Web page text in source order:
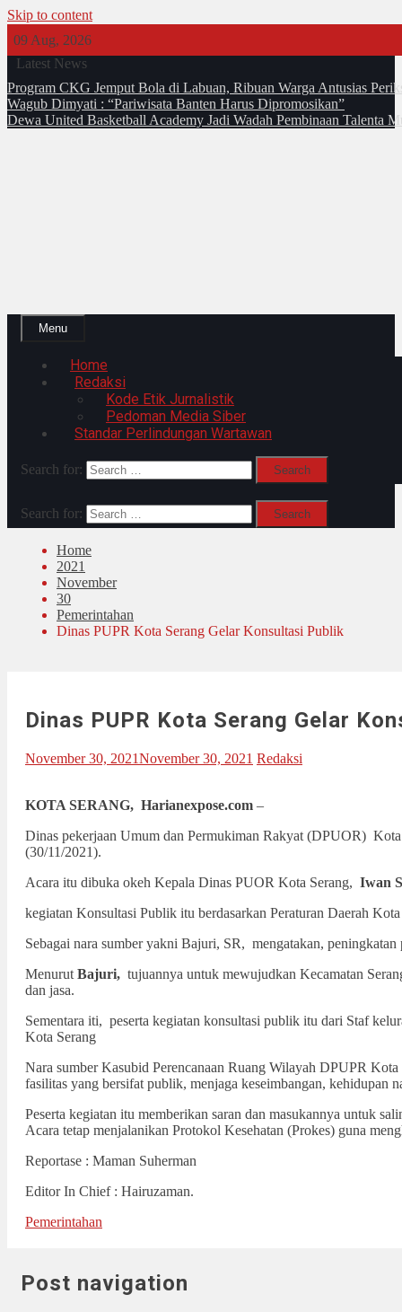
Skip to content
09 Aug, 2026
Latest News
Program CKG Jemput Bola di Labuan, Ribuan Warga Antusias
Wagub Dimyati : “Pariwisata Banten Harus Dipromosikan”
Dewa United Basketball Academy Jadi Wadah Pembinaan Talenta
Menu
Home
Redaksi
Kode Etik Jurnalistik
Pedoman Media Siber
Standar Perlindungan Wartawan
Search for:
Search for:
Home
2021
November
30
Pemerintahan
Dinas PUPR Kota Serang Gelar Konsultasi Publik
Dinas PUPR Kota Serang Gelar
November 30, 2021November 30, 2021 Redaksi
KOTA SERANG, Harianexpose.com –
Dinas pekerjaan Umum dan Permukiman Rakyat (DPUOR)
(30/11/2021).
Acara itu dibuka okeh Kepala Dinas PUOR Kota Serang, Iwan
kegiatan Konsultasi Publik itu berdasarkan Peraturan Daerah
Sebagai nara sumber yakni Bajuri, SR, mengatakan,
Menurut Bajuri, tujuannya untuk mewujudkan Kecamatan
dan jasa.
Sementara iti, peserta kegiatan konsultasi publik itu dari Staf
Kota Serang
Nara sumber Kasubid Perencanaan Ruang Wilayah DPUPR
fasilitas yang bersifat publik, menjaga keseimbangan, kehidupan
Peserta kegiatan itu memberikan saran dan masukannya untuk
Acara tetap menjalanikan Protokol Kesehatan (Prokes) guna
Reportase : Maman Suherman
Editor In Chief : Hairuzaman.
Pemerintahan
Post navigation